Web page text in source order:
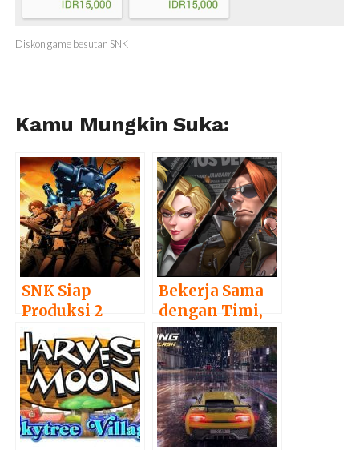
Diskon game besutan SNK
Kamu Mungkin Suka:
SNK Siap
Produksi 2
Game Baru
Metal Slug
untuk Konsol
dan Mobile
Bekerja Sama
dengan Timi,
SNK Umumkan
Metal Slug
Baru!